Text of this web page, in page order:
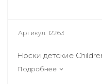
Артикул: 12263
Носки детские
Подробнее